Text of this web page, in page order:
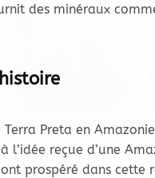
des minéraux
Terra Preta en
l’idée reçue d’une
prospéré dans cette